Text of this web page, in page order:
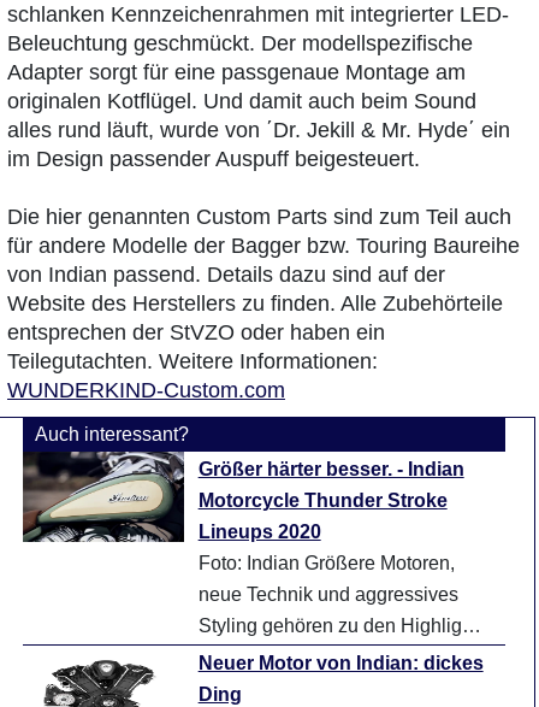
schlanken Kennzeichenrahmen mit integrierter LED-
Beleuchtung geschmückt. Der modellspezifische
Adapter sorgt für eine passgenaue Montage am
originalen Kotflügel. Und damit auch beim Sound
alles rund läuft, wurde von ΄Dr. Jekill & Mr. Hyde΄ ein
im Design passender Auspuff beigesteuert.
Die hier genannten Custom Parts sind zum Teil auch
für andere Modelle der Bagger bzw. Touring Baureihe
von Indian passend. Details dazu sind auf der
Website des Herstellers zu finden. Alle Zubehörteile
entsprechen der StVZO oder haben ein
Teilegutachten. Weitere Informationen:
WUNDERKIND-Custom.com
Auch interessant?
Größer härter besser. - Indian
Motorcycle Thunder Stroke
Lineups 2020
Foto: Indian Größere Motoren,
neue Technik und aggressives
Styling gehören zu den Highlights
des Indian Motorcycle Thunder
Stroke Lin ...
Neuer Motor von Indian: dickes
Ding